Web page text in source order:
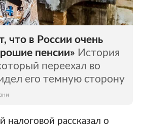
что в России очень
пенсии» История
переехал во
его темную сторону
налоговой рассказал о